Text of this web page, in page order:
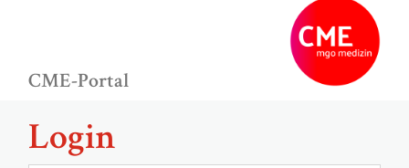
CME-Portal
Login